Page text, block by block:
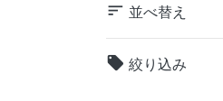
sort 並べ替え
local_offer 絞り込み